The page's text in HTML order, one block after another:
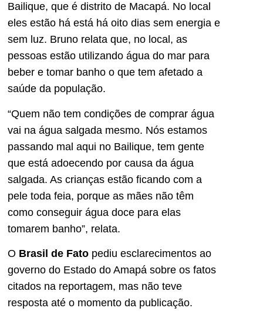
Bailique, que é distrito de Macapá. No local
eles estão há está há oito dias sem energia e
sem luz. Bruno relata que, no local, as
pessoas estão utilizando água do mar para
beber e tomar banho o que tem afetado a
saúde da população.
“Quem não tem condições de comprar água
vai na água salgada mesmo. Nós estamos
passando mal aqui no Bailique, tem gente
que está adoecendo por causa da água
salgada. As crianças estão ficando com a
pele toda feia, porque as mães não têm
como conseguir água doce para elas
tomarem banho”, relata.
O Brasil de Fato pediu esclarecimentos ao
governo do Estado do Amapá sobre os fatos
citados na reportagem, mas não teve
resposta até o momento da publicação.